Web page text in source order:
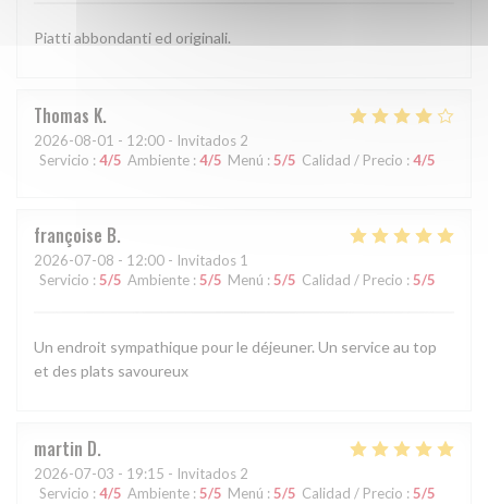
Piatti abbondanti ed originali.
Thomas K
2026-08-01 - 12:00 - Invitados 2
Servicio : 4/5 Ambiente : 4/5 Menú :5/5 Calidad / Precio : 4/5
françoise B
2026-07-08 - 12:00 - Invitados 1
Servicio : 5/5 Ambiente : 5/5 Menú : 5/5 Calidad / Precio : 5/5
Un endroit sympathique pour le déjeuner. Un service au top
et des plats savoureux
martin D
2026-07-03 - 19:15 - Invitados 2
Servicio : 4/5 Ambiente : 5/5 Menú : 5/5 Calidad / Precio : 5/5